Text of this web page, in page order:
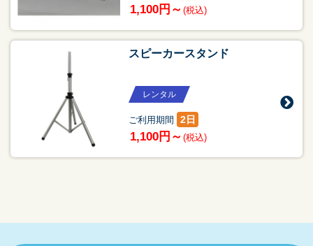
1,100円～ (税込)
スピーカースタンド
レンタル
ご利用期間 2日
1,100円～ (税込)